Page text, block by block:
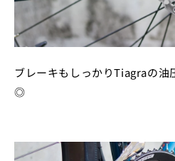
ブレーキもしっかりTiagraの油
◎